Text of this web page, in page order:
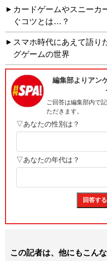
カードゲームやスニーカ
ぐコツとは…？
スマホ時代にあえて語り
グゲームの世界
この記者は、他にもこん